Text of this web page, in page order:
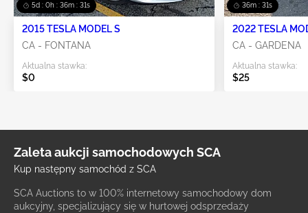
5d : 0h : 36m : 30s
2015 TESLA MODEL S
CA - FONTANA
Aktualna stawka:
$0
36m : 30s
2022 TESLA
CA - GARDENA
Aktualna stawka:
$25
Zaleta aukcji samochodowych SCA
Kup następny samochód z SCA
SCA Auctions to w 100% internetowy samochodowy dom
aukcyjny, specjalizujący się w hurtowej odsprzedaży